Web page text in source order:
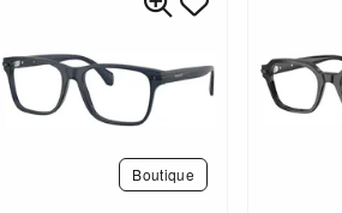
Boutique